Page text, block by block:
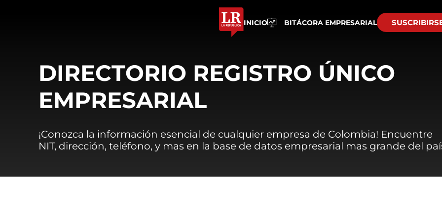
INICIO BITÁCORA EMPRESARIAL
DIRECTORIO REGISTRO ÚNICO
EMPRESARIAL
¡Conozca la información esencial de cualquier empresa de Colombia! Encuentre
NIT, dirección, teléfono, y mas en la base de datos empresarial mas grande del